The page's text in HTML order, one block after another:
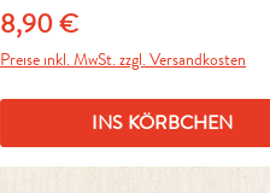
Regulärer Preis:
8,90 €
Preise inkl. MwSt. zzgl. Versandkosten
INS KÖRBCHEN